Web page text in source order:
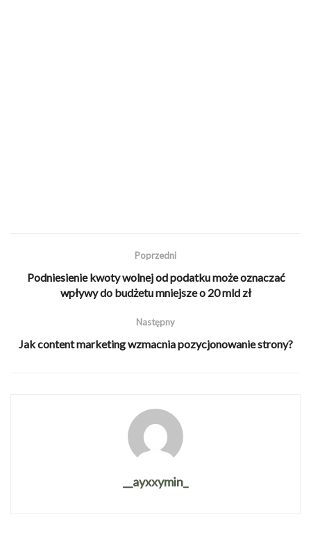
Poprzedni
Podniesienie kwoty wolnej od podatku może oznaczać
wpływy do budżetu mniejsze o 20 mld zł
Następny
Jak content marketing wzmacnia pozycjonowanie strony?
__ayxxymin_